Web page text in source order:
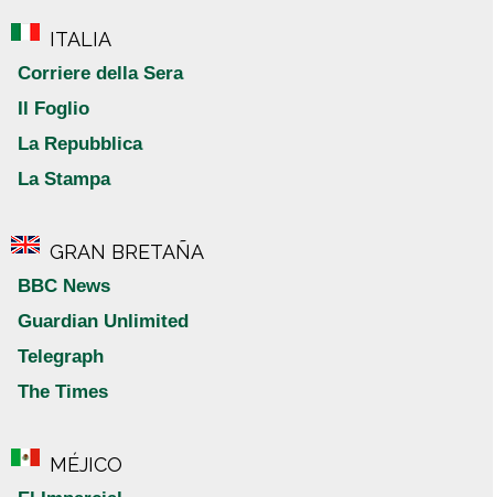
ITALIA
Corriere della Sera
Il Foglio
La Repubblica
La Stampa
GRAN BRETAÑA
BBC News
Guardian Unlimited
Telegraph
The Times
MÉJICO